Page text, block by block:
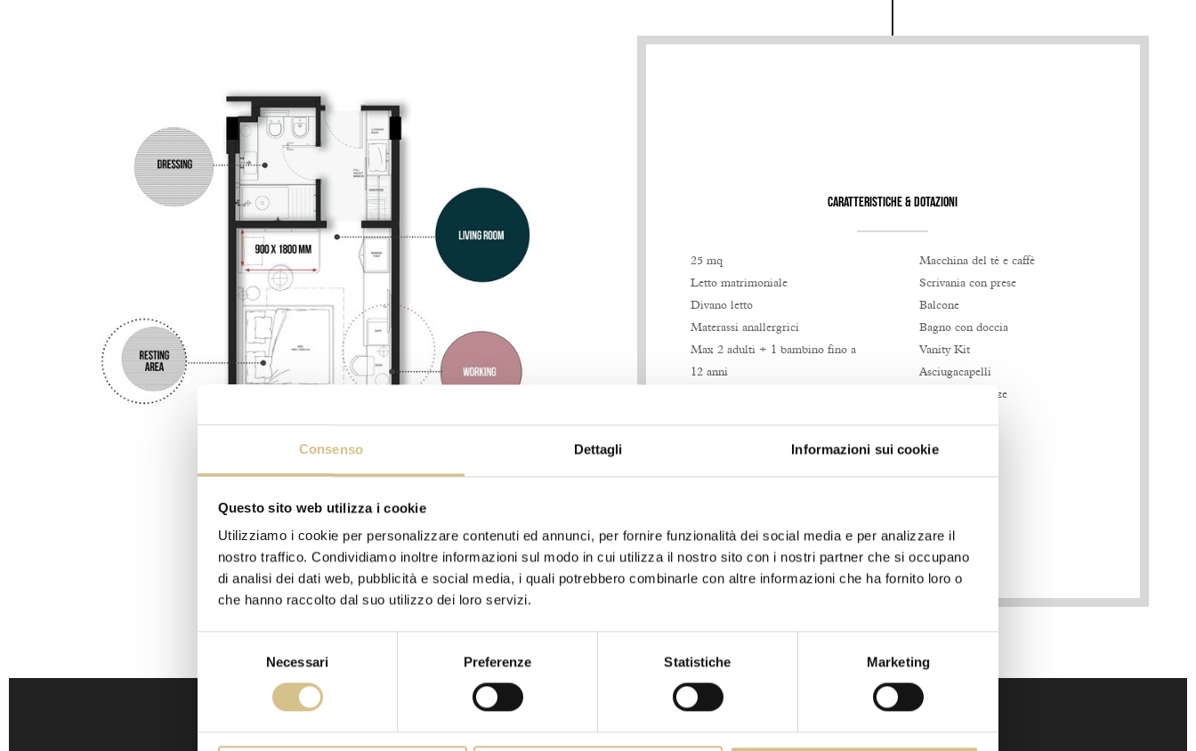
Consenso Dettagli Informazioni sui cookie
Questo sito web utilizza i cookie
Utilizziamo i cookie per personalizzare contenuti ed annunci, per fornire funzionalità dei social media e per analizzare il
nostro traffico. Condividiamo inoltre informazioni sul modo in cui utilizza il nostro sito con i nostri partner che si occupano
di analisi dei dati web, pubblicità e social media, i quali potrebbero combinarle con altre informazioni che ha fornito loro o
che hanno raccolto dal suo utilizzo dei loro servizi.
Necessari Preferenze Statistiche Marketing
Caratteristiche & Dotazioni
25 mq
Letto matrimoniale
Divano letto
Materassi anallergrici
Max 2 adulti + 1 bambino fino a
12 anni
Macchina del tè e caffè
Scrivania con prese
Balcone
Bagno con doccia
Vanity Kit
Asciugacapelli
Specchio full size